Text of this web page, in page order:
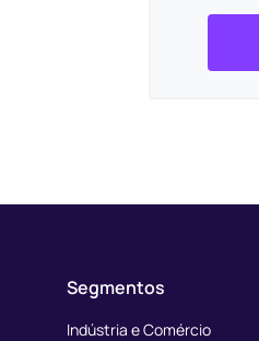
Segmentos
Indústria e Comércio